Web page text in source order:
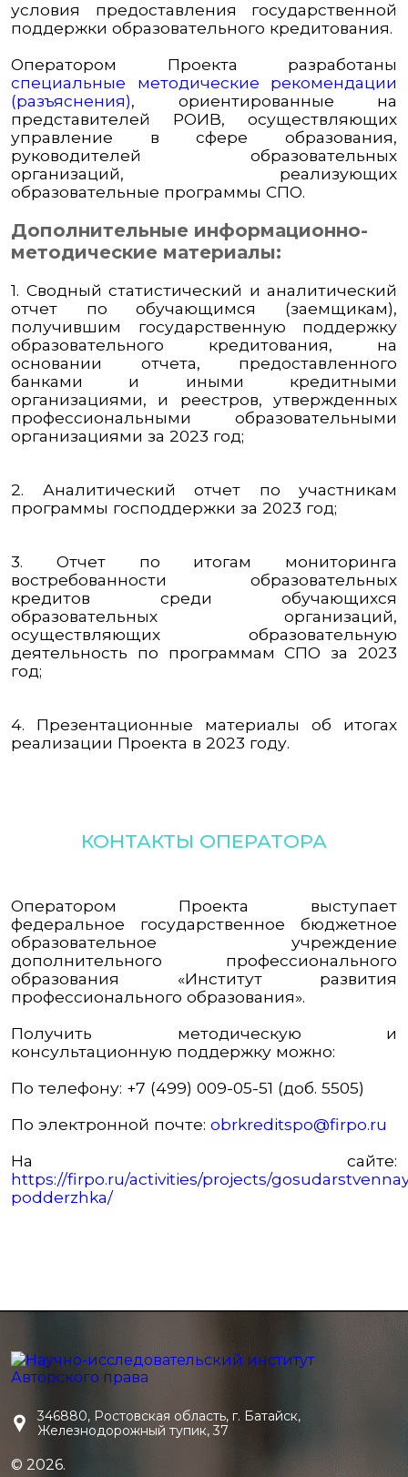
условия предоставления государственной
поддержки образовательного кредитования.
Оператором Проекта разработаны
специальные методические рекомендации
(разъяснения), ориентированные на
представителей РОИВ, осуществляющих
управление в сфере образования,
руководителей образовательных
организаций, реализующих
образовательные программы СПО.
Дополнительные информационно-
методические материалы:
1. Сводный статистический и аналитический
отчет по обучающимся (заемщикам),
получившим государственную поддержку
образовательного кредитования, на
основании отчета, предоставленного
банками и иными кредитными
организациями, и реестров, утвержденных
профессиональными образовательными
организациями за 2023 год;
2. Аналитический отчет по участникам
программы господдержки за 2023 год;
3. Отчет по итогам мониторинга
востребованности образовательных
кредитов среди обучающихся
образовательных организаций,
осуществляющих образовательную
деятельность по программам СПО за 2023
год;
4. Презентационные материалы об итогах
реализации Проекта в 2023 году.
КОНТАКТЫ ОПЕРАТОРА
Оператором Проекта выступает
федеральное государственное бюджетное
образовательное учреждение
дополнительного профессионального
образования «Институт развития
профессионального образования».
Получить методическую и
консультационную поддержку можно:
По телефону: +7 (499) 009-05-51 (доб. 5505)
По электронной почте: obrkreditspo@firpo.ru
На сайте:
https://firpo.ru/activities/projects/
podderzhka/
346880, Ростовская область, г. Батайск,
Железнодорожный тупик, 37
© 2026.